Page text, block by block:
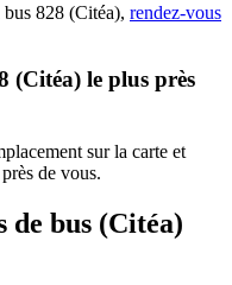
828 (Citéa), rendez-vous
(Citéa) le plus près
sur la carte et
de vous.
de bus (Citéa)